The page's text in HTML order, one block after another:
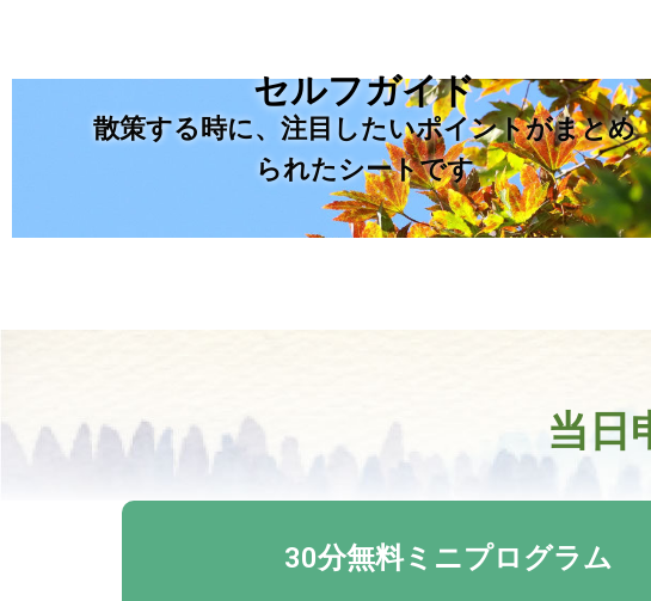
セルフガイド
散策する時に、注目したいポイントがまとめ
られたシートです
当日
30分無料ミニプログラム